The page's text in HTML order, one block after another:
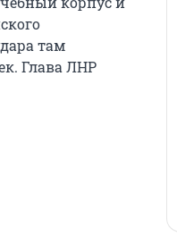
там
Глава ЛНР